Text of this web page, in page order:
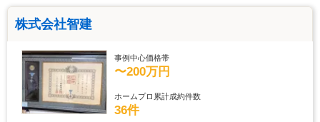
株式会社智建
事例中心価格帯
〜200万円
ホームプロ累計成約件数
36件